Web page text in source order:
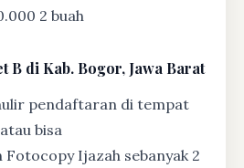
2 buah
B di Kab. Bogor, Jawa Barat
pendaftaran di tempat
bisa
Fotocopy Ijazah sebanyak 2